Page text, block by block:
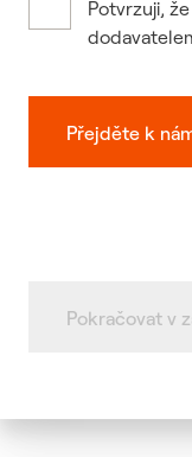
Potvrzuji,
Přejděte k
Pokračovat v